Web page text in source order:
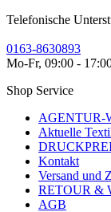
Telefonische
0163-8630893
Mo-Fr, 09:00 -
Shop Service
AGENTUR-
Aktuelle
Kontakt
Versand und
RETOUR &
AGB